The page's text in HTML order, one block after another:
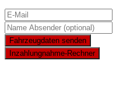
Fahrzeugdaten senden
Inzahlungnahme-Rechner